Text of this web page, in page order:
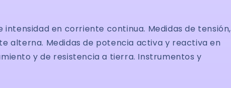
intensidad en corriente continua. Medidas de tensión,
alterna. Medidas de potencia activa y reactiva en
y de resistencia a tierra. Instrumentos y